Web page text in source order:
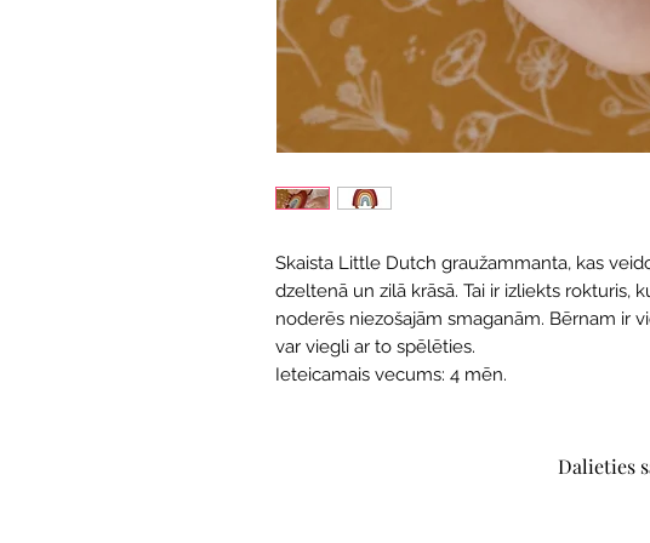
Skaista Little Dutch graužammanta, kas
dzeltenā un zilā krāsā. Tai ir izliekts rokturis,
noderēs niezošajām smaganām. Bērnam ir
var viegli ar to spēlēties.
Ieteicamais vecums: 4 mēn.
Dalieties